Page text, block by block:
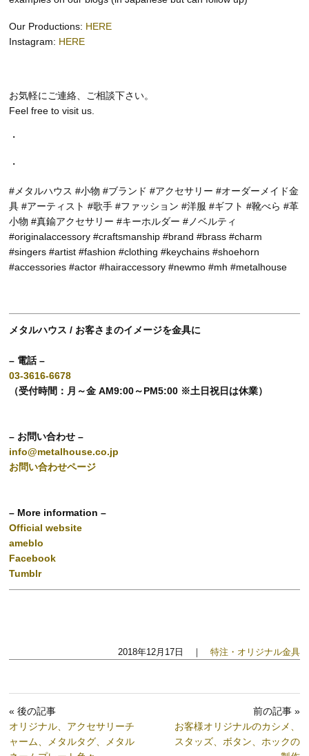
Our Productions: HERE
Instagram: HERE
お気軽にご連絡、ご相談下さい。
Feel free to visit us.
・
・
#メタルハウス #小物 #ブランド #アクセサリー #オーダーメイド金
具 #アーティスト #歌手 #ファッション #洋服 #ギフト #靴べら #革
小物 #真鍮アクセサリー #キーホルダー #ノベルティ
#originalaccessory #craftsmanship #brand #brass #charm
#singers #artist #fashion #clothing #keychains #shoehorn
#accessories #actor #hairaccessory #newmo #mh #metalhouse
メタルハウス / お客さまのイメージを金具に
– 電話 –
03-3616-6678
（受付時間：月～金 AM9:00～PM5:00 ※土日祝日は休業）
– お問い合わせ –
info@metalhouse.co.jp
お問い合わせページ
– More information –
Official website
ameblo
Facebook
Tumblr
2018年12月17日 ｜ 特注・オリジナル金具
« 後の記事
オリジナル、アクセサリーチ
ャーム、メタルタグ、メタル
前の記事 »
お客様オリジナルのカシメ、
スタッズ、ボタン、ホックの